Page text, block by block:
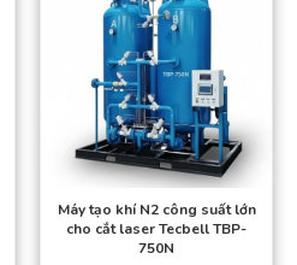
Máy tạo khí N2 công suất lớn
cho cắt laser Tecbell TBP-
750N